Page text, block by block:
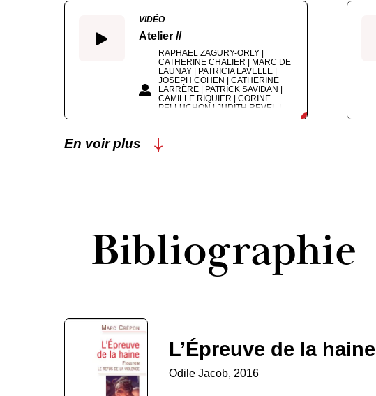
VIDÉO
Atelier //
RAPHAEL ZAGURY-ORLY |
CATHERINE CHALIER | MARC DE
LAUNAY | PATRICIA LAVELLE |
JOSEPH COHEN | CATHERINE
LARRÈRE | PATRICK SAVIDAN |
CAMILLE RIQUIER | CORINE
PELLUCHON | JUDITH REVEL |
ÉTIENNE BIMBENET | ROBERT
En voir plus
Bibliographie
L’Épreuve de la haine
Odile Jacob, 2016